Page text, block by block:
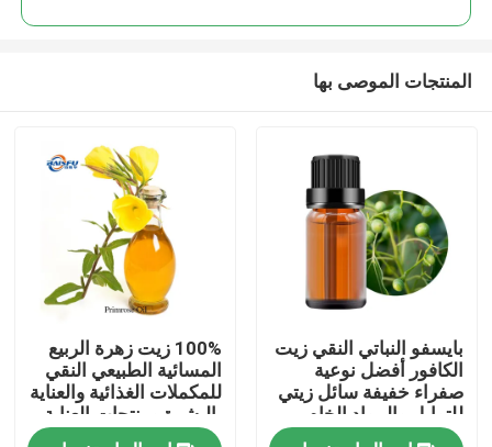
المنتجات الموصى بها
بايسفو النباتي النقي زيت
الكافور أفضل نوعية
صفراء خفيفة سائل زيتي
للتوابل والمواد الخام
التجميلية
100% زيت زهرة الربيع
المسائية الطبيعي النقي
للمكملات الغذائية والعناية
بالبشرة ومنتجات العناية
الشخصية